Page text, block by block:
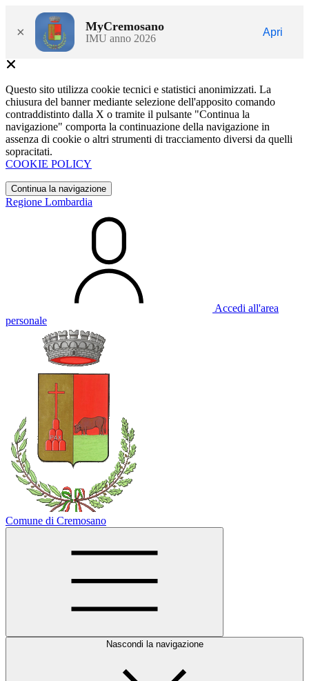
× MyCremosano
IMU anno 2026
Apri
Questo sito utilizza cookie tecnici e statistici anonimizzati. La
chiusura del banner mediante selezione dell'apposito comando
contraddistinto dalla X o tramite il pulsante "Continua la
navigazione" comporta la continuazione della navigazione in
assenza di cookie o altri strumenti di tracciamento diversi da quelli
sopracitati.
COOKIE POLICY
Continua la navigazione
Regione Lombardia
Accedi all'area
personale
Comune di Cremosano
Nascondi la navigazione